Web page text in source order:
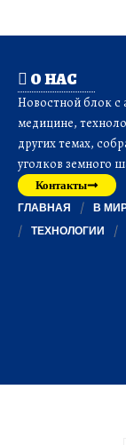
О НАС
Новостной блок с
медицине,
других темах,
уголков земного
Контакты
ГЛАВНАЯ В
ТЕХНОЛОГИИ